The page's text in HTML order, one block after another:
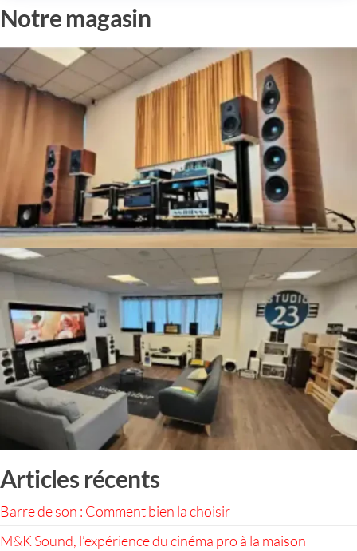
Notre magasin
Articles récents
Barre de son : Comment bien la choisir
M&K Sound, l’expérience du cinéma pro à la maison